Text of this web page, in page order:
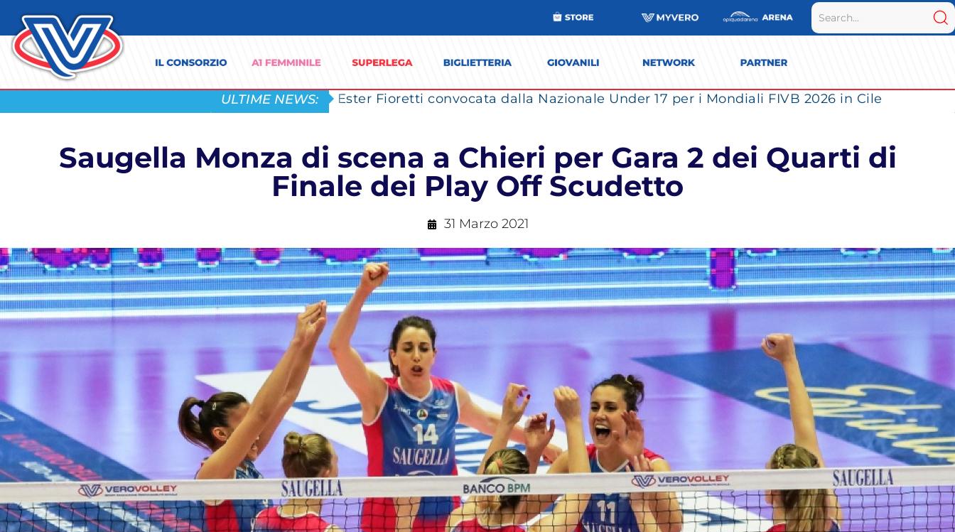
ULTIME NEWS: Ester Fioretti convocata dalla Nazionale Under 17 per i Mondiali FIVB 2026 in Cile
Saugella Monza di scena a Chieri per Gara 2 dei Quarti di
Finale dei Play Off Scudetto
31 Marzo 2021